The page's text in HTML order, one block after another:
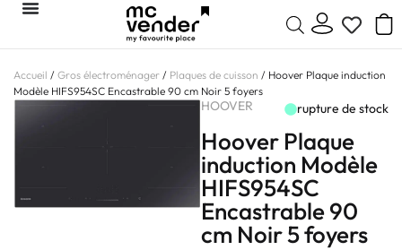
Accueil / Gros électroménager / Plaques de cuisson / Hoover Plaque induction
Modèle HIFS954SC Encastrable 90 cm Noir 5 foyers
HOOVER rupture de stock
Hoover Plaque
induction Modèle
HIFS954SC
Encastrable 90
cm Noir 5 foyers